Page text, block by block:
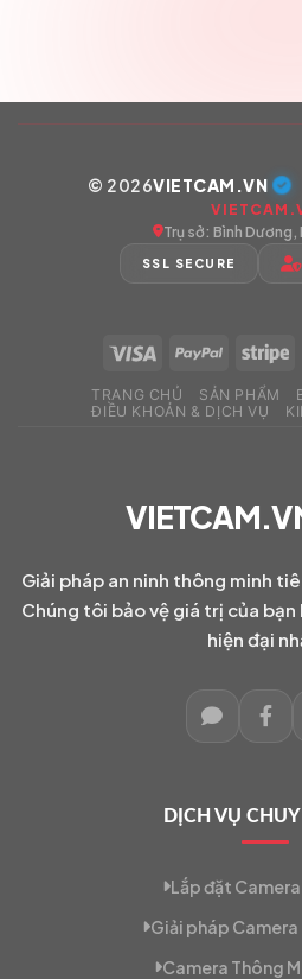
© 2026VIETCAM.VN
Trụ sở: Bình Dương,
SSL SECURE
TRANG CHỦ SẢN PHẨM
ĐIỀU KHOẢN & DỊCH VỤ
Giải pháp an ninh thông minh
Chúng tôi bảo vệ giá trị của
hiện đại
DỊCH VỤ
Lắp đặt
Giải pháp Camera
Camera Thông